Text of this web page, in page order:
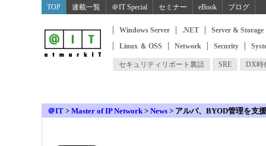
TOP 連載一覧 ＠IT Special セミナー eBook ブログ
Windows Server .NET
Server & Storage
Linux ＆ OSS
Network Security
セキュリティリポート裏話 SRE DX時
＠IT > Master of IP Network > News > アルバ、BYOD管理を支